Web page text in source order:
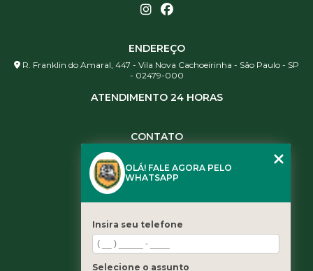
ENDEREÇO
R. Franklin do Amaral, 447 - Vila Nova Cachoeirinha - São Paulo - SP
- 02479-000
ATENDIMENTO 24 HORAS
CONTATO
(11) 3461-5871
contato@leaoservicos.com.br
Home
OLÁ! FALE AGORA PELO
WHATSAPP
Insira seu telefone
Selecione o assunto